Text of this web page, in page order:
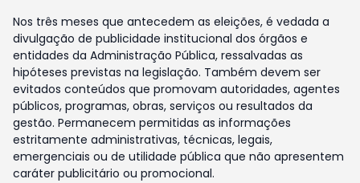
Nos três meses que antecedem as eleições, é vedada a
divulgação de publicidade institucional dos órgãos e
entidades da Administração Pública, ressalvadas as
hipóteses previstas na legislação. Também devem ser
evitados conteúdos que promovam autoridades, agentes
públicos, programas, obras, serviços ou resultados da
gestão. Permanecem permitidas as informações
estritamente administrativas, técnicas, legais,
emergenciais ou de utilidade pública que não apresentem
caráter publicitário ou promocional.